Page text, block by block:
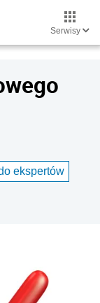
Serwisy
ekspertów